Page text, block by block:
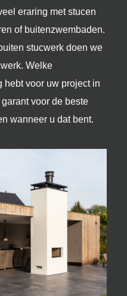
eraring met stucen
of buitenzwembaden.
stucwerk doen we
Welke
hebt voor uw project in
voor de beste
wanneer u dat bent.